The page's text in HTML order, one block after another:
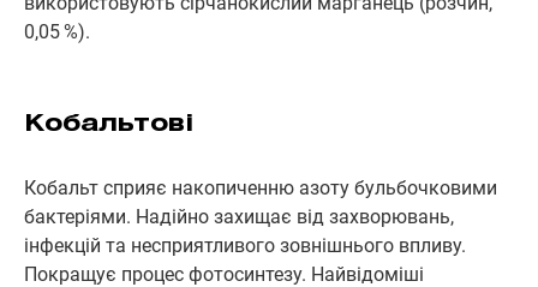
0,05 %).
Кобальтові
Кобальт сприяє накопиченню азоту бульбочковими
бактеріями. Надійно захищає від захворювань,
інфекцій та несприятливого зовнішнього впливу.
Покращує процес фотосинтезу. Найвідоміші